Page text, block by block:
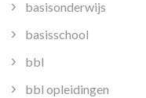
basisonderwijs
basisschool
bbl
bbl opleidingen